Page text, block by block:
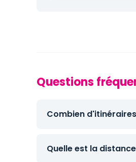
Questions
Combien
Quelle est la